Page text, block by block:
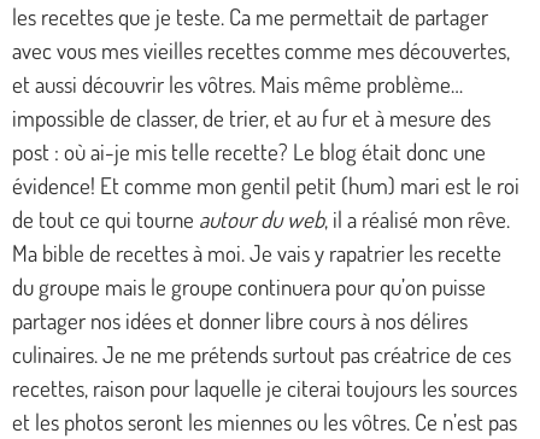
les recettes que je teste. Ca me permettait de partager
avec vous mes vieilles recettes comme mes découvertes,
et aussi découvrir les vôtres. Mais même problème…
impossible de classer, de trier, et au fur et à mesure des
post : où ai-je mis telle recette? Le blog était donc une
évidence! Et comme mon gentil petit (hum) mari est le roi
de tout ce qui tourne autour du web, il a réalisé mon rêve.
Ma bible de recettes à moi. Je vais y rapatrier les recette
du groupe mais le groupe continuera pour qu’on puisse
partager nos idées et donner libre cours à nos délires
culinaires. Je ne me prétends surtout pas créatrice de ces
recettes, raison pour laquelle je citerai toujours les sources
et les photos seront les miennes ou les vôtres. Ce n’est pas